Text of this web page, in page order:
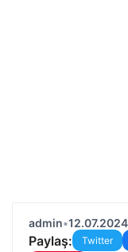
admin•
Paylaş: Twitter